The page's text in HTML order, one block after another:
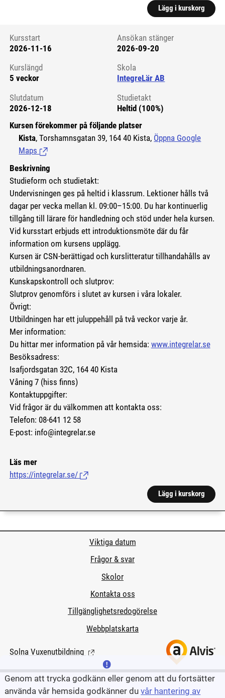
Lägg i kurskorg
Kursstart 6252879
Kursstart
2026-11-16
Ansökan stänger
2026-09-20
Kurslängd
5 veckor
Skola
IntegreLär AB
Slutdatum
2026-12-18
Studietakt
Heltid (100%)
Kursen förekommer på följande platser
Kista, Torshamnsgatan 39, 164 40 Kista, Öppna Google
Maps (Länk till extern sida.)
Beskrivning
Studieform och studietakt:
Undervisningen ges på heltid i klassrum. Lektioner hålls två
dagar per vecka mellan kl. 09:00–15:00. Du har kontinuerlig
tillgång till lärare för handledning och stöd under hela kursen.
Vid kursstart erbjuds ett introduktionsmöte där du får
information om kursens upplägg.
Kursen är CSN-berättigad och kurslitteratur tillhandahålls av
utbildningsanordnaren.
Kunskapskontroll och slutprov:
Slutprov genomförs i slutet av kursen i våra lokaler.
Övrigt:
Utbildningen har ett juluppehåll på två veckor varje år.
Mer information:
Du hittar mer information på vår hemsida: www.integrelar.se
Besöksadress:
Isafjordsgatan 32C, 164 40 Kista
Våning 7 (hiss finns)
Kontaktuppgifter:
Vid frågor är du välkommen att kontakta oss:
Telefon: 08-641 12 58
E-post: info@integrelar.se
Läs mer
https://integrelar.se/ (Länk till extern sida.)
Lägg i kurskorg
Viktiga datum
Frågor & svar
Skolor
Kontakta oss
Tillgänglighetsredogörelse
Webbplatskarta
Solna Vuxenutbildning (Länk till extern sida.)
Genom att trycka godkänn eller genom att du fortsätter
använda vår hemsida godkänner duvår hantering av